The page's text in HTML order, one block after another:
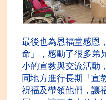
最後也為恩福堂感恩
命」，感動了很多弟
小的宣教與交流活動
同地方進行長期「宣
祝福及帶領他們，讓